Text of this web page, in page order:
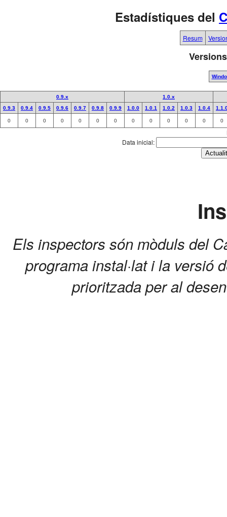
Estadístiques del
Resum
0.9.x
1.0.x
0.9.3
0.9.4 0.9.5 0.9.6 0.9.7 0.9.8 0.9.9 1.0.0 1.0.1 1.0.2 1.0.3 1.0.4
0 0 0 0 0 0 0 0 0 0 0 0 0
Data inicial:
Els inspectors són mòduls del
programa instal·lat i la versió
prioritzada per al